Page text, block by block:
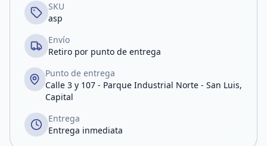
SKU
asp
Envío
Retiro por punto de entrega
Punto de entrega
Calle 3 y 107 - Parque Industrial Norte - San Luis,
Capital
Entrega
Entrega inmediata